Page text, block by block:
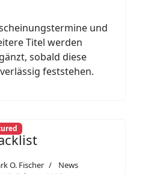
und
Titel werden
sobald diese
feststehen.
O. Fischer
News